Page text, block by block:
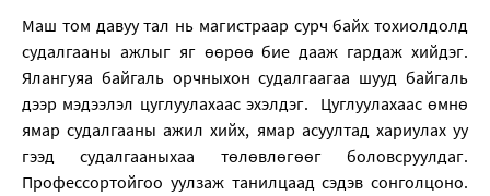
Маш том давуу тал нь магистраар сурч байх тохиолдолд
судалгааны ажлыг яг өөрөө бие дааж гардаж хийдэг.
Ялангуяа байгаль орчныхон судалгаагаа шууд байгаль
дээр мэдээлэл цуглуулахаас эхэлдэг. Цуглуулахаас өмнө
ямар судалгааны ажил хийх, ямар асуултад хариулах уу
гээд судалгааныхаа төлөвлөгөөг боловсруулдаг.
Профессортойгоо уулзаж танилцаад сэдэв сонголцоно.